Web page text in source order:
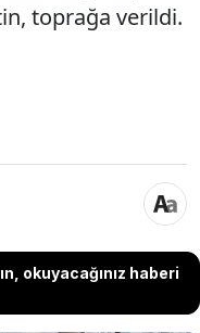
toprağa verildi.
okuyacağınız haberi